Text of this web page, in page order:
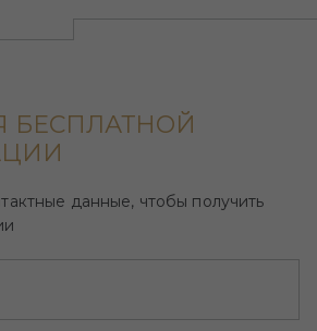
БЕСПЛАТНОЙ
данные, чтобы получить